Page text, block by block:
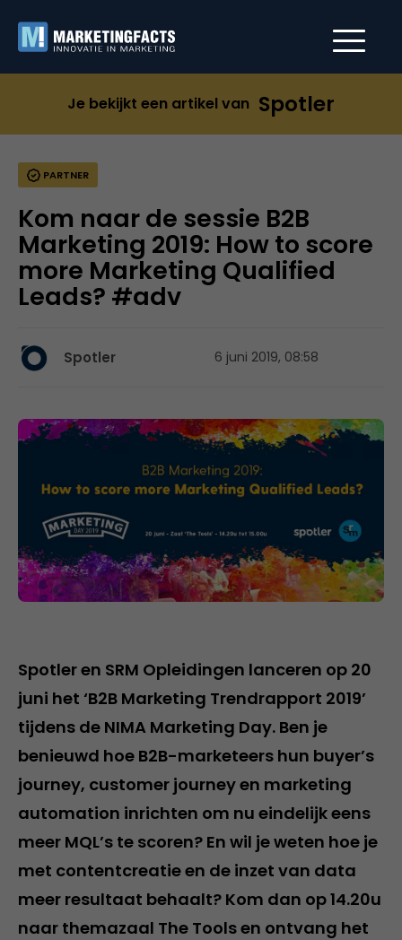
Je bekijkt een artikel van Spotler
PARTNER
Kom naar de sessie B2B
Marketing 2019: How to score
more Marketing Qualified
Leads? #adv
Spotler 6 juni 2019, 08:58
Spotler en SRM Opleidingen lanceren op 20
juni het ‘B2B Marketing Trendrapport 2019’
tijdens de NIMA Marketing Day. Ben je
benieuwd hoe B2B-marketeers hun buyer’s
journey, customer journey en marketing
automation inrichten om nu eindelijk eens
meer MQL’s te scoren? En wil je weten hoe je
met contentcreatie en de inzet van data
meer resultaat behaalt? Kom dan op 14.20u
naar themazaal The Tools en ontvang het